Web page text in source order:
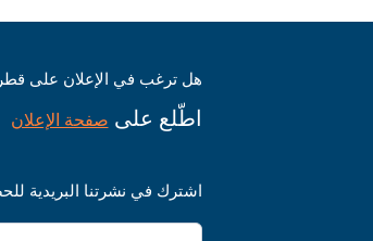
هل ترغب في الإعلان على
اطّلع على صفحة الإعلان
اشترك في نشرتنا البريدية